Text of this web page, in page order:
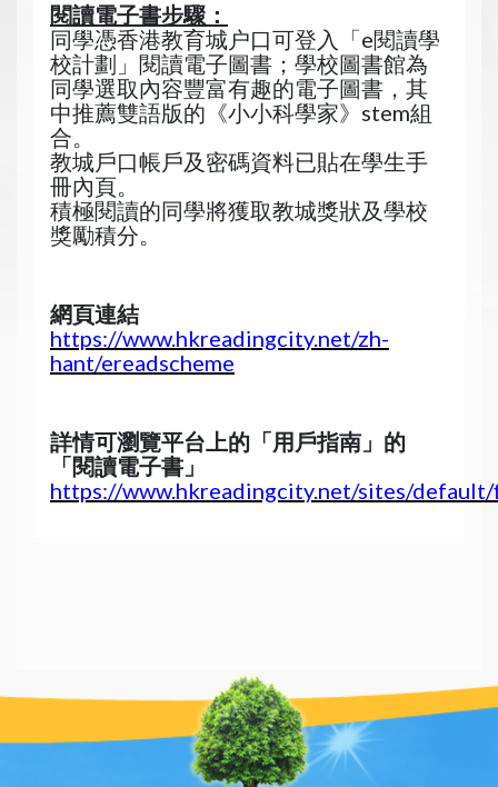
閱讀電子書步驟：
同學憑香港教育城户口可登入「e閱讀學
校計劃」閱讀電子圖書；學校圖書館為
同學選取內容豐富有趣的電子圖書，其
中推薦雙語版的《小小科學家》stem組
合。
教城戶口帳戶及密碼資料已貼在學生手
冊內頁。
積極閱讀的同學將獲取教城獎狀及學校
獎勵積分。
網頁連結
https://www.hkreadingcity.net/zh-
hant/ereadscheme
詳情可瀏覽平台上的「用戶指南」的
「閱讀電子書」
https://www.hkreadingcity.net/sites/default/